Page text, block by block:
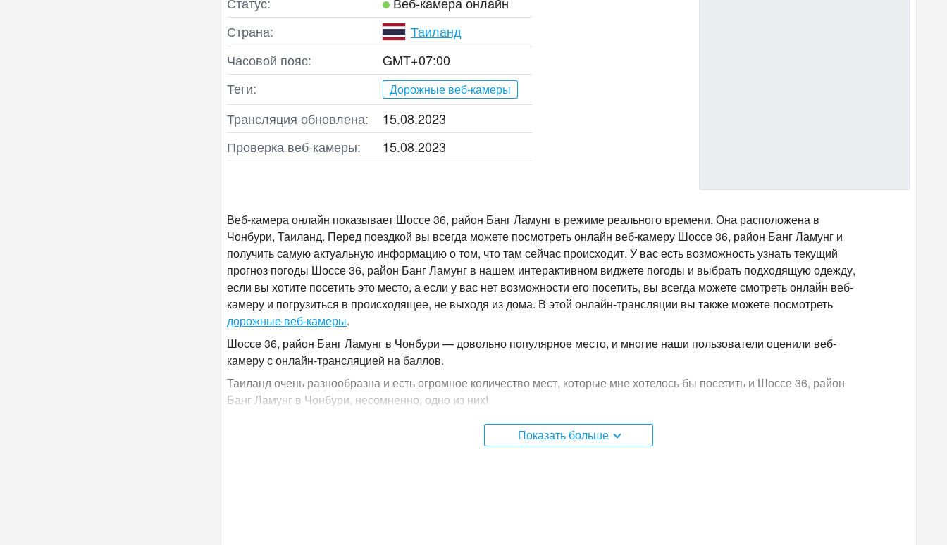
Страна:
Таиланд
Часовой пояс:
GMT+07:00
Теги:
Дорожные веб-камеры
Трансляция обновлена:
15.08.2023
Проверка веб‑камеры:
15.08.2023
Веб-камера онлайн показывает Шоссе 36, район Банг Ламунг в режиме реального времени. Она расположена в
Чонбури, Таиланд. Перед поездкой вы всегда можете посмотреть онлайн веб-камеру Шоссе 36, район Банг Ламунг и
получить самую актуальную информацию о том, что там сейчас происходит. У вас есть возможность узнать текущий
прогноз погоды Шоссе 36, район Банг Ламунг в нашем интерактивном виджете погоды и выбрать подходящую одежду,
если вы хотите посетить это место, а если у вас нет возможности его посетить, вы всегда можете смотреть онлайн веб-
камеру и погрузиться в происходящее, не выходя из дома. В этой онлайн-трансляции вы также можете посмотреть
дорожные веб-камеры.
Шоссе 36, район Банг Ламунг в Чонбури — довольно популярное место, и многие наши пользователи оценили веб-
камеру с онлайн-трансляцией на баллов.
Таиланд очень разнообразна и есть огромное количество мест, которые мне хотелось бы посетить и Шоссе 36, район
Банг Ламунг в Чонбури, несомненно, одно из них!
Шоссе 36, район Банг Ламунг расположена в часовом поясе +07:00.
Показать больше